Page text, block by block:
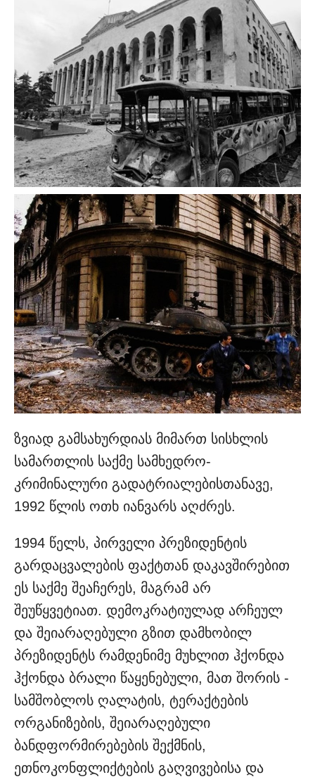
ზვიად გამსახურდიას მიმართ სისხლის
სამართლის საქმე სამხედრო-
კრიმინალური გადატრიალებისთანავე,
1992 წლის ოთხ იანვარს აღძრეს.
1994 წელს, პირველი პრეზიდენტის
გარდაცვალების ფაქტთან დაკავშირებით
ეს საქმე შეაჩერეს, მაგრამ არ
შეუწყვეტიათ. დემოკრატიულად არჩეულ
და შეიარაღებული გზით დამხობილ
პრეზიდენტს რამდენიმე მუხლით ჰქონდა
ჰქონდა ბრალი წაყენებული, მათ შორის -
სამშობლოს ღალატის, ტერაქტების
ორგანიზების, შეიარაღებული
ბანდფორმირებების შექმნის,
ეთნოკონფლიქტების გაღვივებისა და